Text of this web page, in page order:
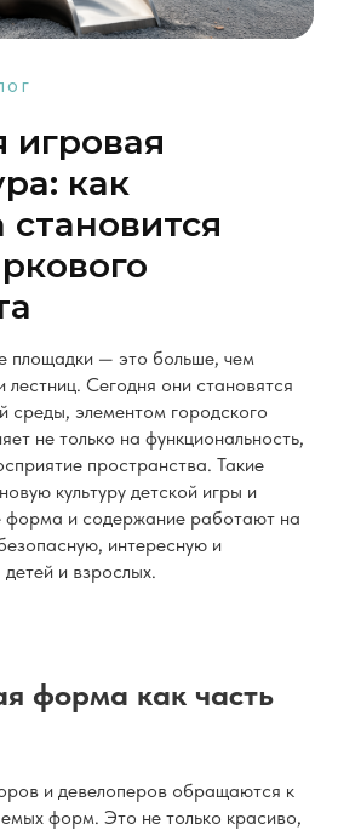
игровая
как
площадки — это больше, чем
Сегодня они становятся
среды, элементом городского
не только на функциональность,
пространства. Такие
культуру детской игры и
форма и содержание работают на
интересную и
и взрослых.
форма как часть
и девелоперов обращаются к
форм. Это не только красиво,